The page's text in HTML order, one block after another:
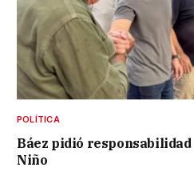
POLÍTICA
Báez pidió
Niño